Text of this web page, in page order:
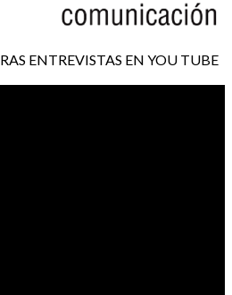
ENTREVISTAS EN YOU TUBE